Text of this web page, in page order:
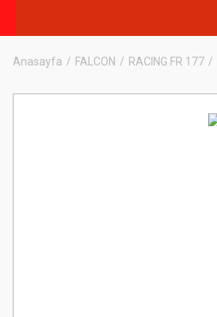
Anasayfa FALCON RACING FR 177